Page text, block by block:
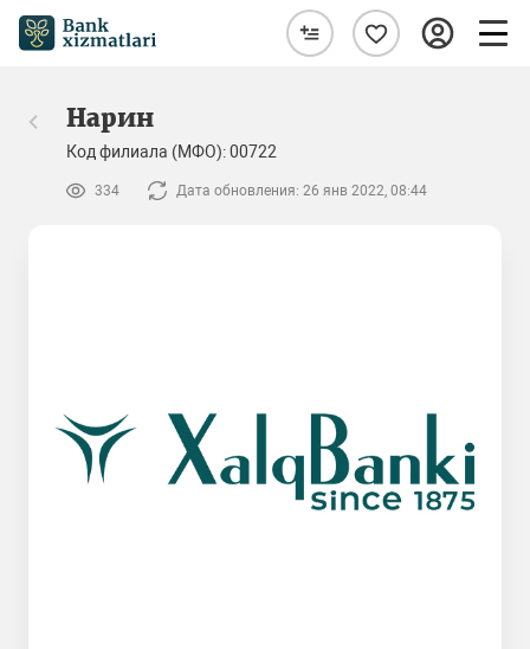
Нарин
Код филиала (МФО): 00722
334 Дата обновления: 26 янв 2022, 08:44